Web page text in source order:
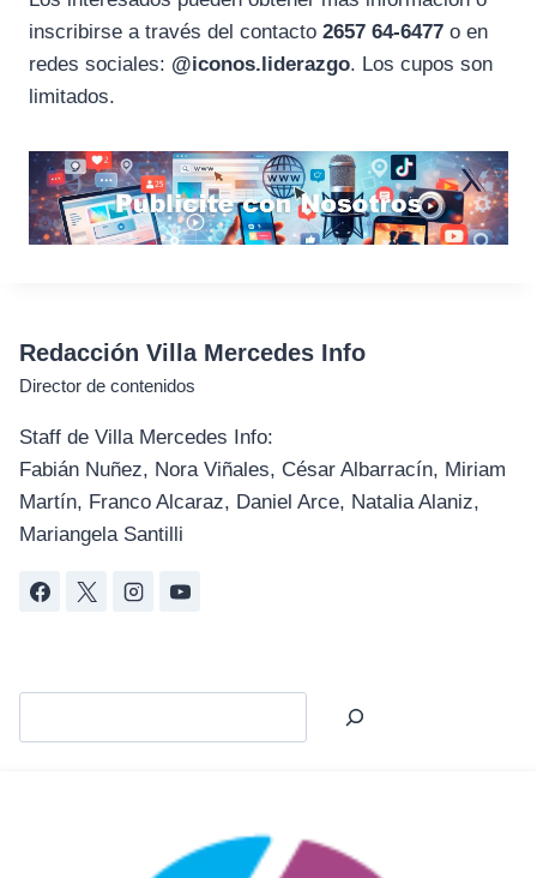
inscribirse a través del contacto 2657 64-6477 o en
redes sociales: @iconos.liderazgo. Los cupos son
limitados.
Redacción Villa Mercedes Info
Director de contenidos
Staff de Villa Mercedes Info:
Fabián Nuñez, Nora Viñales, César Albarracín, Miriam
Martín, Franco Alcaraz, Daniel Arce, Natalia Alaniz,
Mariangela Santilli